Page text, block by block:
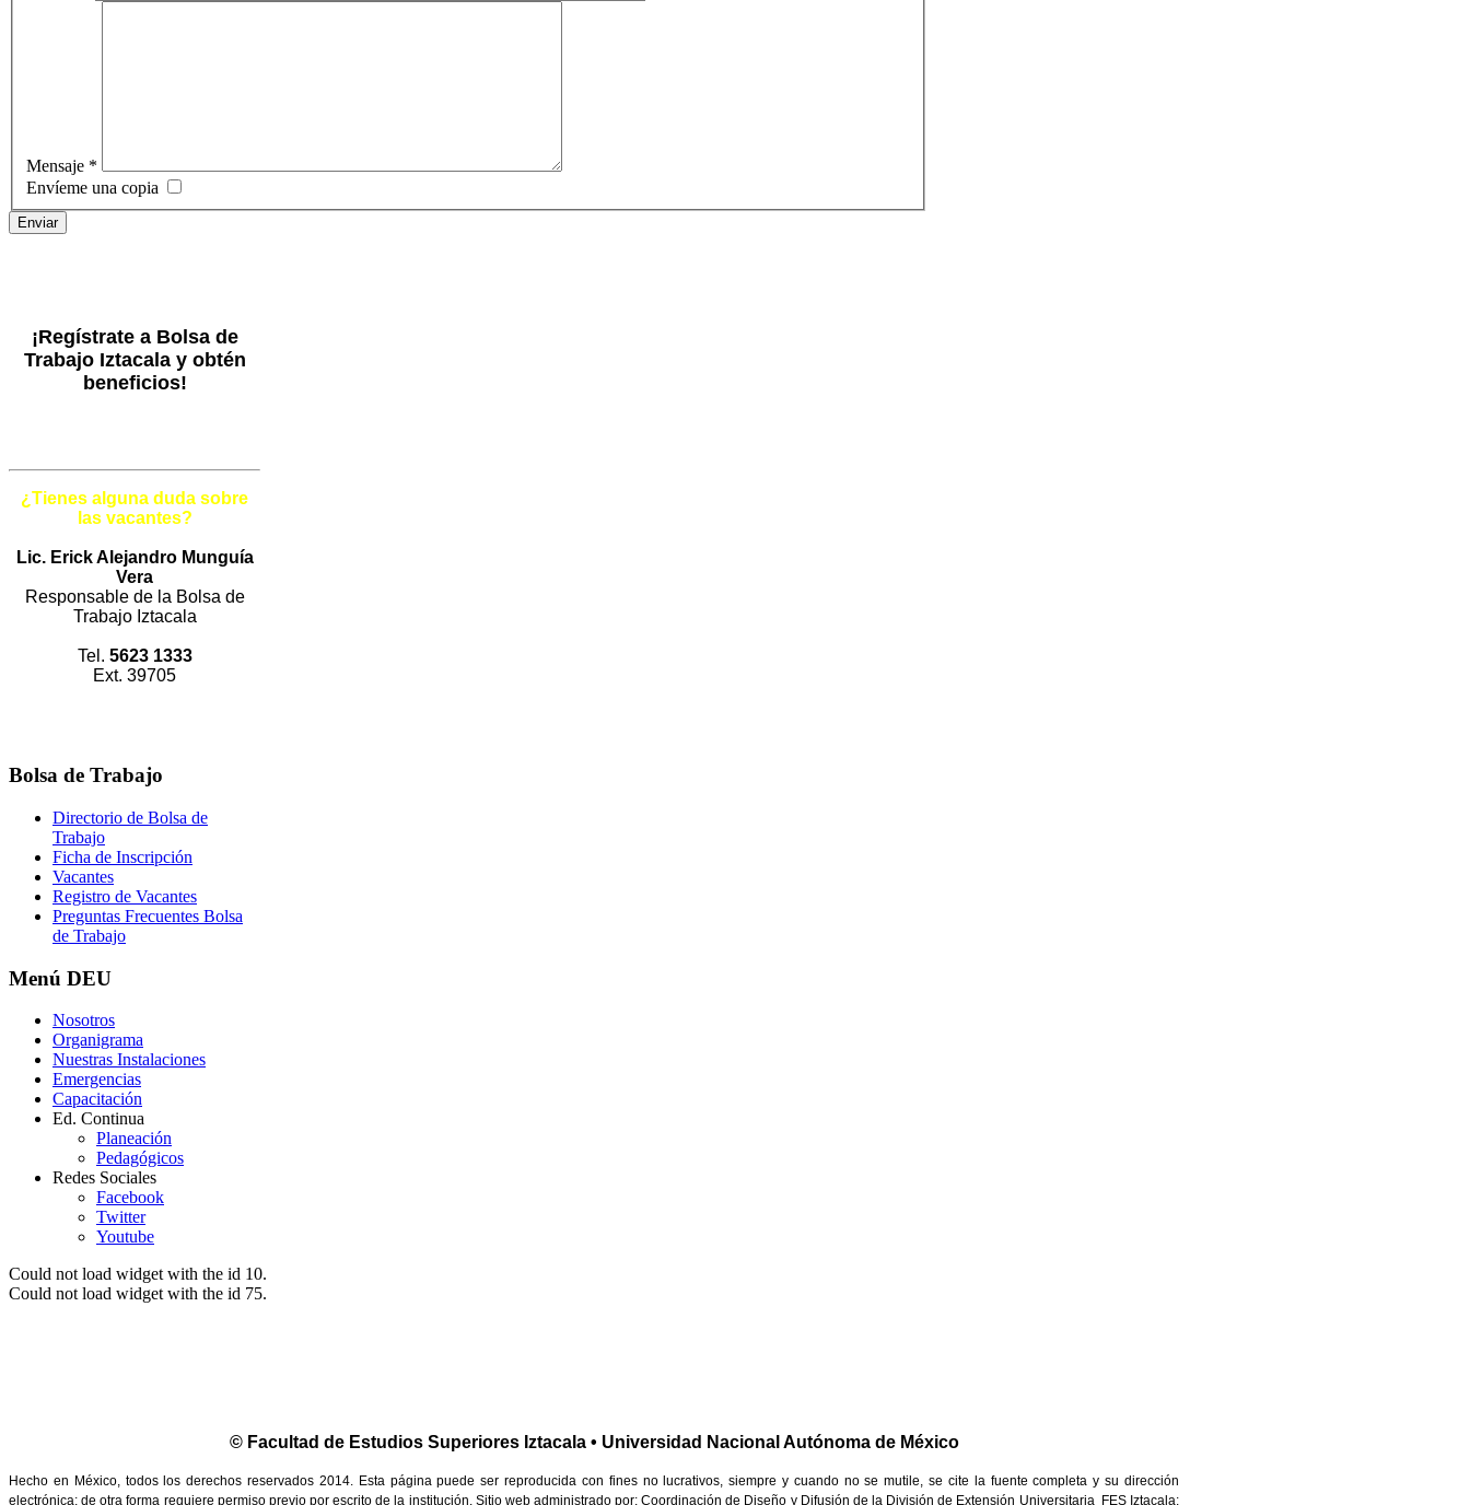
Mensaje *
Envíeme una copia
Enviar
¡Regístrate a Bolsa de
Trabajo Iztacala y obtén
beneficios!
¿Tienes alguna duda sobre
las vacantes?
Lic. Erick Alejandro Munguía
Vera
Responsable de la Bolsa de
Trabajo Iztacala
Tel. 5623 1333
Ext. 39705
Bolsa de Trabajo
Directorio de Bolsa de
Trabajo
Ficha de Inscripción
Vacantes
Registro de Vacantes
Preguntas Frecuentes Bolsa
de Trabajo
Menú DEU
Nosotros
Organigrama
Nuestras Instalaciones
Emergencias
Capacitación
Ed. Continua
Planeación
Pedagógicos
Redes Sociales
Facebook
Twitter
Youtube
Could not load widget with the id 10.
Could not load widget with the id 75.
© Facultad de Estudios Superiores Iztacala • Universidad Nacional Autónoma de México
Hecho en México, todos los derechos reservados 2014. Esta página puede ser reproducida con fines no lucrativos, siempre y cuando no se mutile, se cite la fuente completa y su dirección
electrónica; de otra forma requiere permiso previo por escrito de la institución. Sitio web administrado por: Coordinación de Diseño y Difusión de la División de Extensión Universitaria FES Iztacala: